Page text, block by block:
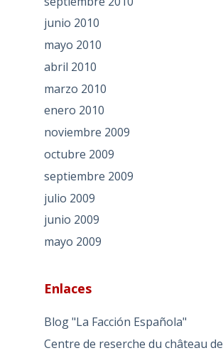
junio 2010
mayo 2010
abril 2010
marzo 2010
enero 2010
noviembre 2009
octubre 2009
septiembre 2009
julio 2009
junio 2009
mayo 2009
Enlaces
Blog "La Facción Española"
Centre de reserche du château de